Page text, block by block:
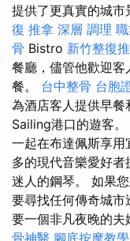
提供了更真實的城市
復 推拿 深層 調理
骨 Bistro 新竹整復
餐廳，儘管他歡迎
餐。 台中整骨 台胞
為酒店客人提供早
Sailing港口的遊客。
一起在布達佩斯享用
多的現代音樂愛好
迷人的鋼琴。 如果
要尋找任何傳奇城市
要一個非凡夜晚的夫
骨神醫 腳底按摩教學